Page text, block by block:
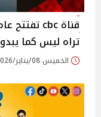
تراه ليس كما يبدو
الخميس 08/يناير/2026 - 08:01 م